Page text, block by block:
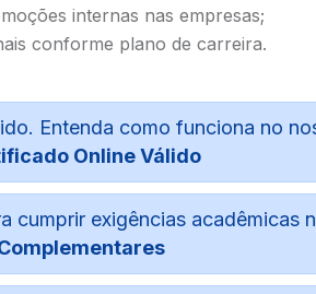
internas nas empresas;
conforme plano de carreira.
Entenda como funciona no
Online Válido
cumprir exigências acadêmicas